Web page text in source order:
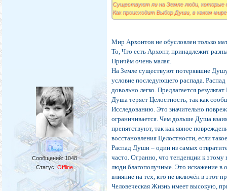
Сообщений:1048
Статус:Offline
Существуют ли на Земле люди,
Как происходит Выбор Души, в каком
Мир Архонтов не обусловлен только
То, Что есть Архонт, принадлежит
Причём очень малая.
На Земле существуют потерявшие
условие последующего распада.
довольно легко. Предлагается
Душа теряет Целостность, так как
Исследованию. Это значительно
ограничивается. Чем дольше Душа
препятствуют, так как явное
восстановления Целостности, если
Распад Души – один из самых
часто. Странно, что тенденции к
люди благополучные. Это искажение в
влияние на тех, кто не включён в этот
Человеческая Жизнь имеет высокую,